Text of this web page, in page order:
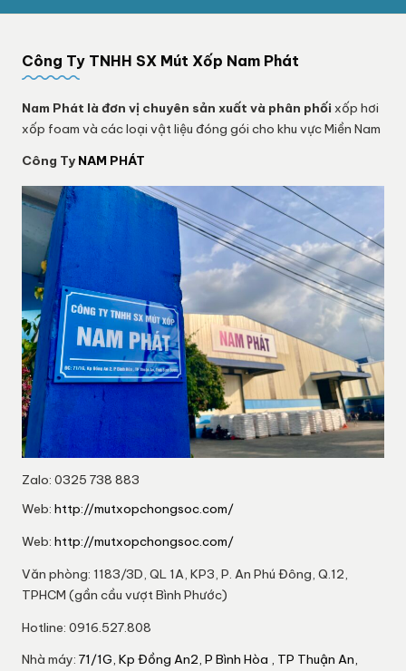
Công Ty TNHH SX Mút Xốp Nam Phát
Nam Phát là đơn vị chuyên sản xuất và phân phối xốp hơi
xốp foam và các loại vật liệu đóng gói cho khu vực Miền Nam
Công Ty NAM PHÁT
Zalo: 0325 738 883
Web: http://mutxopchongsoc.com/
Web: http://mutxopchongsoc.com/
Văn phòng: 1183/3D, QL 1A, KP3, P. An Phú Đông, Q.12,
TPHCM (gần cầu vượt Bình Phước)
Hotline: 0916.527.808
Nhà máy: 71/1G, Kp Đồng An2, P Bình Hòa , TP Thuận An,